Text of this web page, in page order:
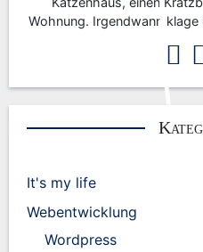
Wohnung. Irgendwann
It's my life
Webentwicklung
Wordpress